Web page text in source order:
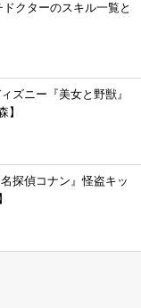
ドクターのスキル一覧と
ズニー『美女と野獣』
】
探偵コナン』怪盗キッ